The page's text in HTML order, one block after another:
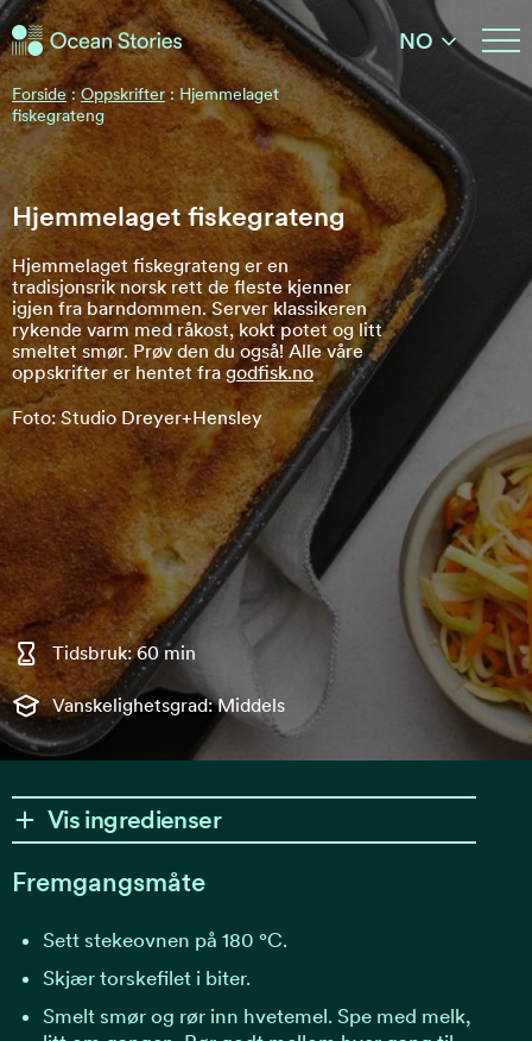
Ocean Stories
Ocean Stories
NO
Forside:Oppskrifter: Hjemmelaget
fiskegrateng
Hjemmelaget fiskegrateng
Hjemmelaget fiskegrateng er en
tradisjonsrik norsk rett de fleste kjenner
igjen fra barndommen. Server klassikeren
rykende varm med råkost, kokt potet og litt
smeltet smør. Prøv den du også! Alle våre
oppskrifter er hentet fra godfisk.no
Foto: Studio Dreyer+Hensley
Tidsbruk: 60 min
Vanskelighetsgrad: Middels
Vis ingredienser
Fremgangsmåte
Sett stekeovnen på 180 °C.
Skjær torskefilet i biter.
Smelt smør og rør inn hvetemel. Spe med melk,